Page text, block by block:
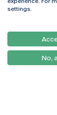
+351 226 196
settings.
No,